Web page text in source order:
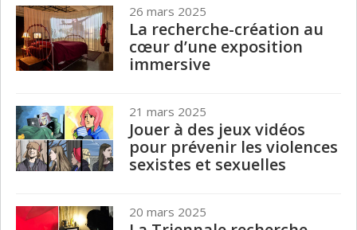
26 mars 2025
La recherche-création au
cœur d’une exposition
immersive
21 mars 2025
Jouer à des jeux vidéos
pour prévenir les violences
sexistes et sexuelles
20 mars 2025